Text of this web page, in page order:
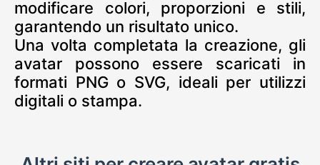
modificare colori, proporzioni e stili,
garantendo un risultato unico.
Una volta completata la creazione, gli
avatar possono essere scaricati in
formati PNG o SVG, ideali per utilizzi
digitali o stampa.